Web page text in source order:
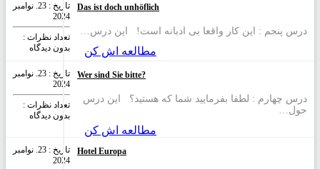
تاریخ : 23. نوامبر
2024
تعداد نظرات‌ :
بدون دیدگاه
Das ist doch unhöflich
درس پنجم : این کار واقعا بی ادبانه است! این درس…
مطالعه اش کن
تاریخ : 23. نوامبر
2024
تعداد نظرات‌ :
بدون دیدگاه
Wer sind Sie bitte?
درس چهارم : لطفا بفرمایید شما که هستید؟ این درس
حول…
مطالعه اش کن
تاریخ : 23. نوامبر
2024
Hotel Europa